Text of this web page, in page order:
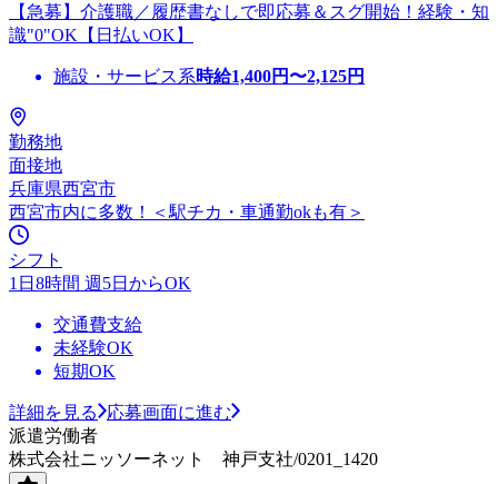
【急募】介護職／履歴書なしで即応募＆スグ開始！経験・知
識"0"OK【日払いOK】
施設・サービス系時給1,400円〜2,125円
勤務地
面接地
兵庫県西宮市
西宮市内に多数！＜駅チカ・車通勤okも有＞
シフト
1日8時間 週5日からOK
交通費支給
未経験OK
短期OK
詳細を見る
応募画面に進む
派遣労働者
株式会社ニッソーネット 神戸支社/0201_1420